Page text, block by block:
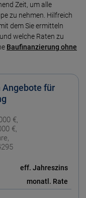
Zeit, um alle
zu nehmen. Hilfreich
dem Sie ermitteln
welche Raten zu
Baufinanzierung ohne
für
€,
€,
eff. Jahreszins
monatl. Rate